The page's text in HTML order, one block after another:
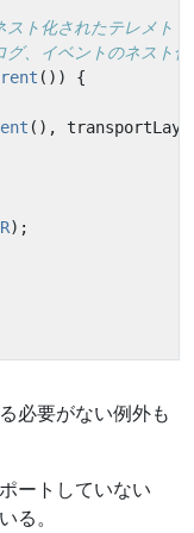
ト化されたテレメトリ
、イベントのネスト
())
{
(),
);
必要がない例外も
ートしていない
る。